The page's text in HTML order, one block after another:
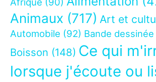
Animaux (717) Art et
Automobile (92) Bande dessinée
Boisson (148) Ce qui
lorsque j'écoute ou